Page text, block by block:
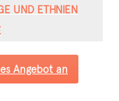
UND ETHNIEN
Angebot an